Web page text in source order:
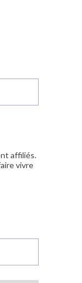
affiliés.
vivre